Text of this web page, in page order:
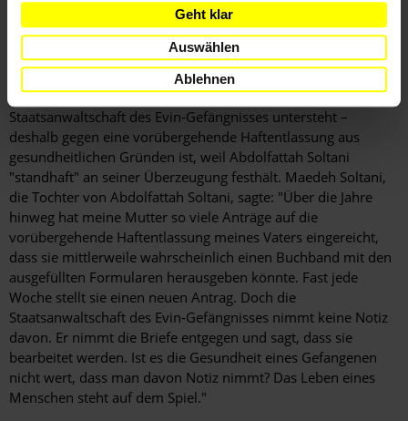
Geht klar
Auswählen
Ablehnen
Gründen und auf eine Verlegung ins Krankenhaus sind von
der Staatsanwaltschaft des Evin-Gefängnisses im Allgemeinen
ohne Angabe von Gründen zurückgewiesen worden. Einmal
wurde der Familie von Abdolfattah Soltani jedoch mitgeteilt,
dass die Generalstaatsanwaltschaft – der die
Staatsanwaltschaft des Evin-Gefängnisses untersteht –
deshalb gegen eine vorübergehende Haftentlassung aus
gesundheitlichen Gründen ist, weil Abdolfattah Soltani
"standhaft" an seiner Überzeugung festhält. Maedeh Soltani,
die Tochter von Abdolfattah Soltani, sagte: "Über die Jahre
hinweg hat meine Mutter so viele Anträge auf die
vorübergehende Haftentlassung meines Vaters eingereicht,
dass sie mittlerweile wahrscheinlich einen Buchband mit den
ausgefüllten Formularen herausgeben könnte. Fast jede
Woche stellt sie einen neuen Antrag. Doch die
Staatsanwaltschaft des Evin-Gefängnisses nimmt keine Notiz
davon. Er nimmt die Briefe entgegen und sagt, dass sie
bearbeitet werden. Ist es die Gesundheit eines Gefangenen
nicht wert, dass man davon Notiz nimmt? Das Leben eines
Menschen steht auf dem Spiel."